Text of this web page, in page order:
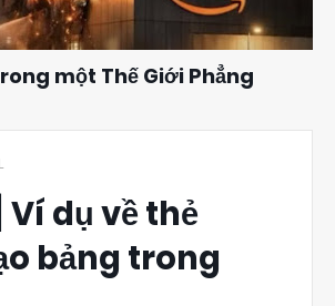
một Thế Giới Phẳng
Ví dụ về thẻ
bảng trong